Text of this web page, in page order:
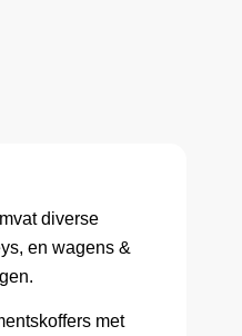
diverse
en wagens &
met